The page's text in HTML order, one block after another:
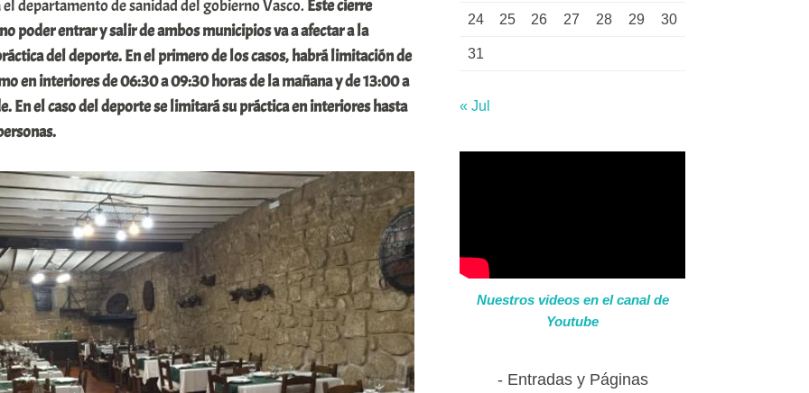
departamento de sanidad del gobierno Vasco. Este cierre
poder entrar y salir de ambos municipios va a afectar a la
del deporte. En el primero de los casos, habrá limitación de
en interiores de 06:30 a 09:30 horas de la mañana y de 13:00 a
En el caso del deporte se limitará su práctica en interiores hasta
24 25 26 27 28 29 30
31
« Jul
Nuestros videos en el canal de
Youtube
Entradas y Páginas